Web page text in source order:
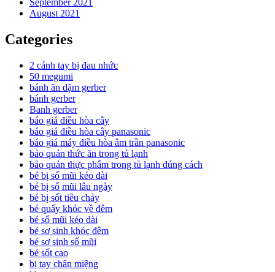
September 2021
August 2021
Categories
2 cánh tay bị đau nhức
50 megumi
bánh ăn dặm gerber
bánh gerber
Banh gerber
báo giá điều hòa cây
báo giá điều hòa cây panasonic
báo giá máy điều hòa âm trần panasonic
bảo quản thức ăn trong tủ lạnh
bảo quản thực phẩm trong tủ lạnh đúng cách
bé bị sổ mũi kéo dài
bé bị sổ mũi lâu ngày
bé bị sốt tiêu chảy
bé quấy khóc về đêm
bé sổ mũi kéo dài
bé sơ sinh khóc đêm
bé sơ sinh sổ mũi
bé sốt cao
bị tay chân miệng